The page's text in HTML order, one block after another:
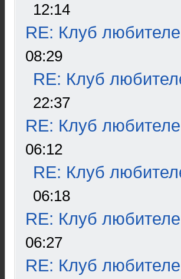
12:14
RE: Клуб
08:29
RE: Клуб
22:37
RE: Клуб
06:12
RE: Клуб
06:18
RE: Клуб
06:27
RE: Клуб